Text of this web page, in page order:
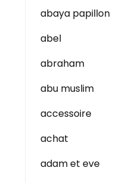
abaya papillon
abel
abraham
abu muslim
accessoire
achat
adam et eve